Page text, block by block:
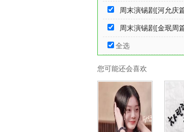
周末演锡剧[河允庆
周末演锡剧[金珉周
全选
您可能还会喜欢